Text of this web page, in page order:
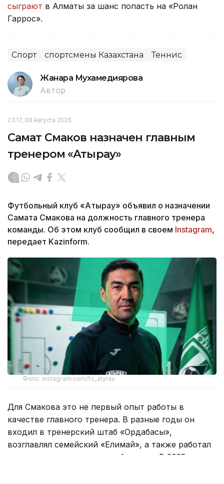
сыграют в Алматы за шанс попасть на «Ролан
Гаррос».
Спорт спортсмены Казахстана Теннис
Жанара Мухамедиярова
Автор
23:17, 08 Августа 2026
Самат Смаков назначен главным
тренером «Атырау»
Футбольный клуб «Атырау» объявил о назначении
Самата Смакова на должность главного тренера
команды. Об этом клуб сообщил в своем Instagram,
передает Kazinform.
Фото: instagram.com/fc_atyrau
Для Смакова это не первый опыт работы в
качестве главного тренера. В разные годы он
входил в тренерский штаб «Ордабасы»,
возглавлял семейский «Елимай», а также работал
техническим директором «Астаны». В 2025 году